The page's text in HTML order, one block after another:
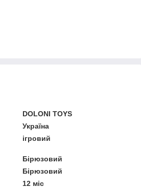
DOLONI TOYS
Україна
ігровий
Бірюзовий
Бірюзовий
12 міс